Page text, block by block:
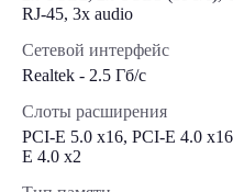
RJ-45, 3x audio
Сетевой интерфейс
Realtek - 2.5 Гб/с
Слоты расширения
PCI-E 5.0 x16, PCI-E 4.0
E 4.0 x2